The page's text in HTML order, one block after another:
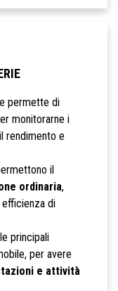
permette di
monitorarne i
rendimento e
il
ordinaria,
di
principali
per avere
e attività